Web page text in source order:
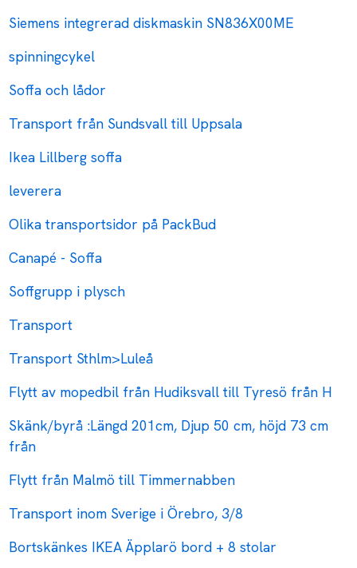
Siemens integrerad diskmaskin SN836X00ME
spinningcykel
Soffa och lådor
Transport från Sundsvall till Uppsala
Ikea Lillberg soffa
leverera
Olika transportsidor på PackBud
Canapé - Soffa
Soffgrupp i plysch
Transport
Transport Sthlm>Luleå
Flytt av mopedbil från Hudiksvall till Tyresö från H
Skänk/byrå :Längd 201cm, Djup 50 cm, höjd 73 cm
från
Flytt från Malmö till Timmernabben
Transport inom Sverige i Örebro, 3/8
Bortskänkes IKEA Äpplarö bord + 8 stolar